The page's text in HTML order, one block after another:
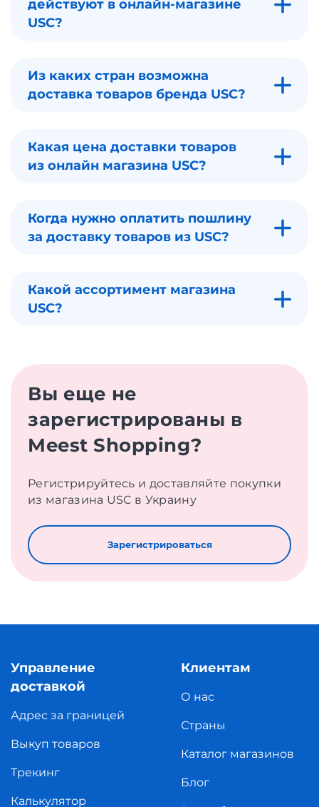
действуют в онлайн-магазине
USC?
Из каких стран возможна
доставка товаров бренда USC?
Какая цена доставки товаров
из онлайн магазина USC?
Когда нужно оплатить пошлину
за доставку товаров из USC?
Какой ассортимент магазина
USC?
Вы еще не
зарегистрированы в
Meest Shopping?
Регистрируйтесь и доставляйте покупки
из магазина USC в Украину
Зарегистрироваться
Управление
доставкой
Адрес за границей
Выкуп товаров
Трекинг
Калькулятор
Клиентам
О нас
Страны
Каталог магазинов
Блог